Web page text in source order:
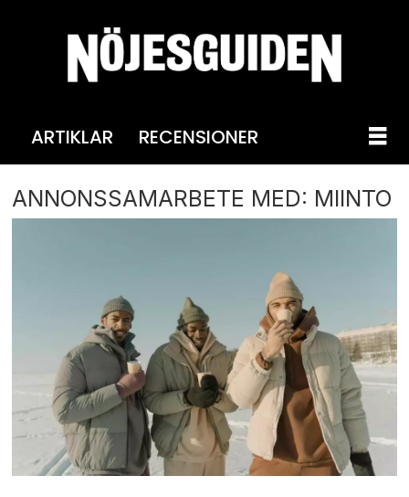
ARTIKLAR RECENSIONER
ANNONSSAMARBETE MED: MIINTO